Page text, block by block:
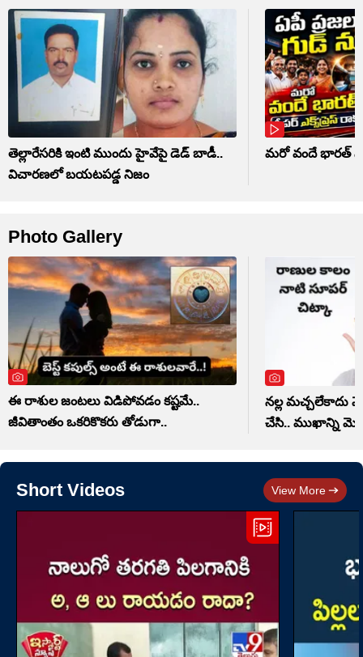
తెల్లారేసరికి ఇంటి ముందు హైవేపై డెడ్ బాడీ..
విచారణలో బయటపడ్డ నిజం
మరో వందే భారత్
Photo Gallery
ఈ రాశుల జంటలు విడిపోవడం కష్టమే..
జీవితాంతం ఒకరికొకరు తోడుగా..
నల్ల
చేసి.. ముఖాన్ని
Short Videos View More